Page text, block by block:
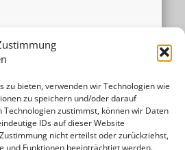
zu bieten, verwenden wir Technologien wie
zu speichern und/oder darauf
Technologien zustimmst, können wir Daten
IDs auf dieser Website
nicht erteilst oder zurückziehst,
und Funktionen beeinträchtigt werden.